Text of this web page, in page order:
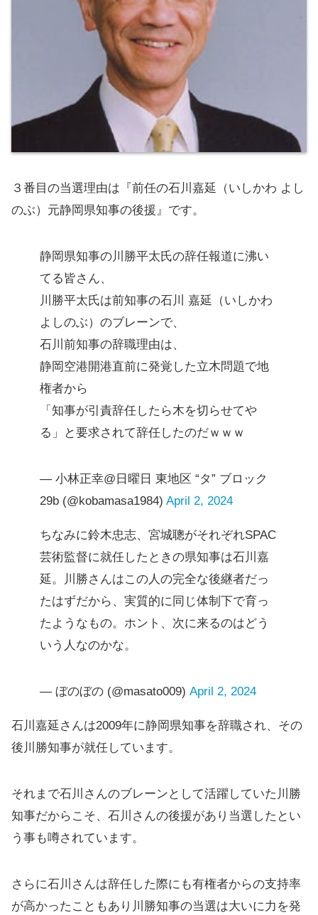
３番目の当選理由は『前任の石川嘉延（いしかわ よし
のぶ）元静岡県知事の後援』です。
静岡県知事の川勝平太氏の辞任報道に沸い
てる皆さん、
川勝平太氏は前知事の石川 嘉延（いしかわ
よしのぶ）のブレーンで、
石川前知事の辞職理由は、
静岡空港開港直前に発覚した立木問題で地
権者から
「知事が引責辞任したら木を切らせてや
る」と要求されて辞任したのだｗｗｗ
— 小林正幸@日曜日 東地区 “タ” ブロック
29b (@kobamasa1984) April 2, 2024
ちなみに鈴木忠志、宮城聰がそれぞれSPAC
芸術監督に就任したときの県知事は石川嘉
延。川勝さんはこの人の完全な後継者だっ
たはずだから、実質的に同じ体制下で育っ
たようなもの。ホント、次に来るのはどう
いう人なのかな。
— ぼのぼの (@masato009) April 2, 2024
石川嘉延さんは2009年に静岡県知事を辞職され、その
後川勝知事が就任しています。
それまで石川さんのブレーンとして活躍していた川勝
知事だからこそ、石川さんの後援があり当選したとい
う事も噂されています。
さらに石川さんは辞任した際にも有権者からの支持率
が高かったこともあり川勝知事の当選は大いに力を発